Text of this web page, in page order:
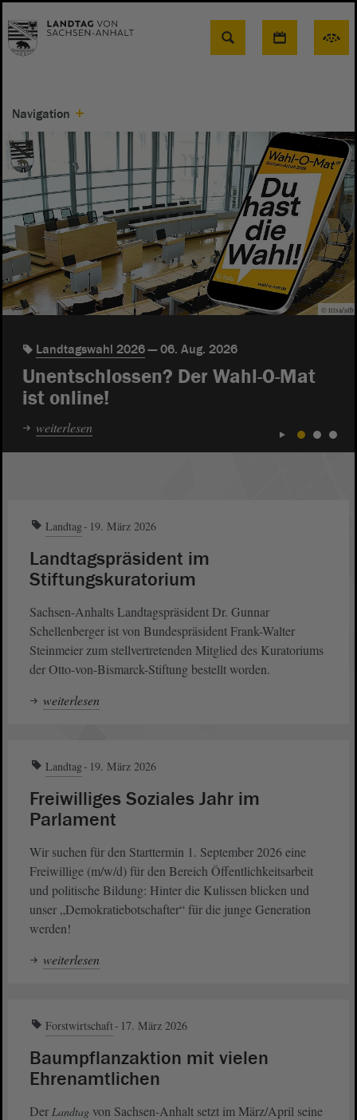
Suche
Navigation
© ltlsa/stb
Landtagswahl 2026 06. Aug. 2026
Unentschlossen? Der Wahl-O-Mat
ist online!
weiterlesen
Landtag 19. März 2026
Landtagspräsident im
Stiftungskuratorium
Sachsen-Anhalts Landtagspräsident Dr. Gunnar
Schellenberger ist von Bundespräsident Frank-Walter
Steinmeier zum stellvertretenden Mitglied des Kuratoriums
der Otto-von-Bismarck-Stiftung bestellt worden.
weiterlesen
Landtag 19. März 2026
Freiwilliges Soziales Jahr im
Parlament
Wir suchen für den Starttermin 1. September 2026 eine
Freiwillige (m/w/d) für den Bereich Öffentlichkeitsarbeit
und politische Bildung: Hinter die Kulissen blicken und
unser „Demokratiebotschafter“ für die junge Generation
werden!
weiterlesen
Forstwirtschaft 17. März 2026
Baumpflanzaktion mit vielen
Ehrenamtlichen
Der Landtag von Sachsen-Anhalt setzt im März/April seine